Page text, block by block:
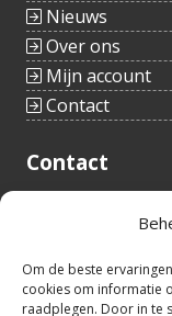
Om de beste
cookies om informatie
raadplegen. Door in te
Nieuws
Over ons
Mijn account
Contact
Contact
8760
tel.: +32(0)51/